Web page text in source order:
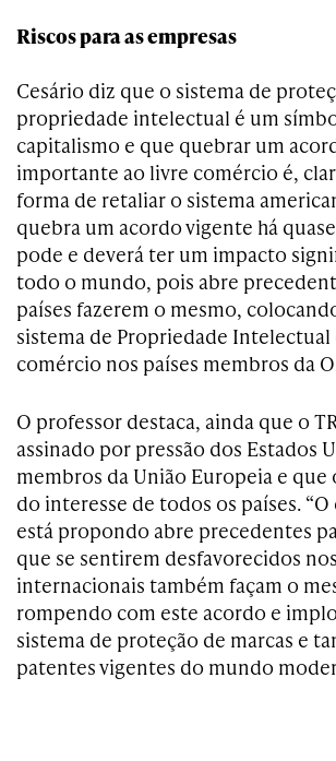
Riscos para as empresas
Cesário diz que o sistema de
propriedade intelectual é um
capitalismo e que quebrar um
importante ao livre comércio é,
forma de retaliar o sistema
quebra um acordo vigente há
pode e deverá ter um impacto
todo o mundo, pois abre
países fazerem o mesmo,
sistema de Propriedade
comércio nos países membros da
O professor destaca, ainda que o
assinado por pressão dos Estados
membros da União Europeia e que
do interesse de todos os países. “O
está propondo abre precedentes
que se sentirem desfavorecidos
internacionais também façam o
rompendo com este acordo e
sistema de proteção de marcas e
patentes vigentes do mundo